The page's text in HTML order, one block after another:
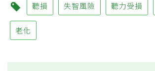
聽損 失智風險 聽力受損
老化